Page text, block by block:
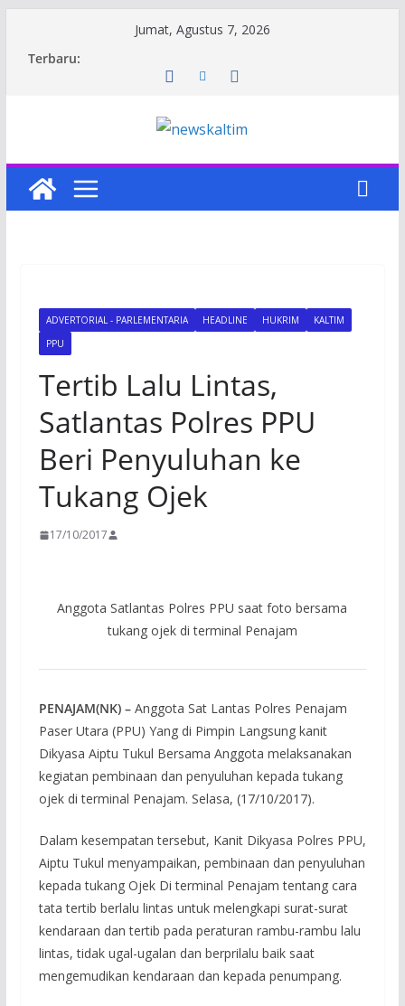
Jumat, Agustus 7, 2026
Terbaru:
ADVERTORIAL - PARLEMENTARIA HEADLINE HUKRIM
KALTIM
PPU
Tertib Lalu Lintas,
Satlantas Polres PPU
Beri Penyuluhan ke
Tukang Ojek
17/10/2017
Anggota Satlantas Polres PPU saat foto bersama
tukang ojek di terminal Penajam
PENAJAM(NK) –Anggota Sat Lantas Polres Penajam
Paser Utara (PPU) Yang di Pimpin Langsung kanit
Dikyasa Aiptu Tukul Bersama Anggota melaksanakan
kegiatan pembinaan dan penyuluhan kepada tukang
ojek di terminal Penajam. Selasa, (17/10/2017).
Dalam kesempatan tersebut, Kanit Dikyasa Polres PPU,
Aiptu Tukul menyampaikan, pembinaan dan penyuluhan
kepada tukang Ojek Di terminal Penajam tentang cara
tata tertib berlalu lintas untuk melengkapi surat-surat
kendaraan dan tertib pada peraturan rambu-rambu lalu
lintas, tidak ugal-ugalan dan berprilalu baik saat
mengemudikan kendaraan dan kepada penumpang.